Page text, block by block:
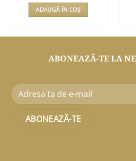
ADAUGĂ ÎN COȘ
ABONEAZĂ-TE LA